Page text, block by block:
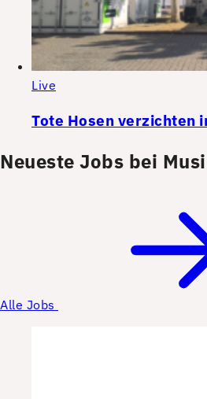
Live
Tote Hosen verzichten
Neueste Jobs bei
Alle Jobs